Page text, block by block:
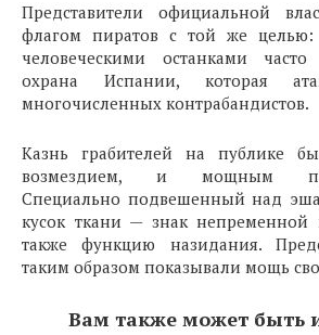
Представители официальной
флагом пиратов с той же
человеческими останками
охрана Испании, которая
многочисленных контрабандистов.
Казнь грабителей на публике
возмездием, и мощным
Специально подвешенный над
кусок ткани — знак
также функцию назидания.
таким образом показывали мощь
Вам также может быть